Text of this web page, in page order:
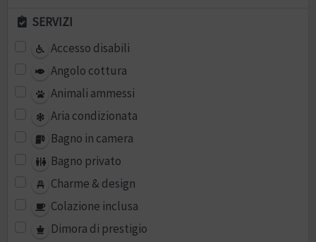
SERVIZI
Accesso disabili
Angolo cottura
Animali ammessi
Aria condizionata
Bagno in camera
Bagno privato
Charme & design
Colazione inclusa
Dimora di prestigio